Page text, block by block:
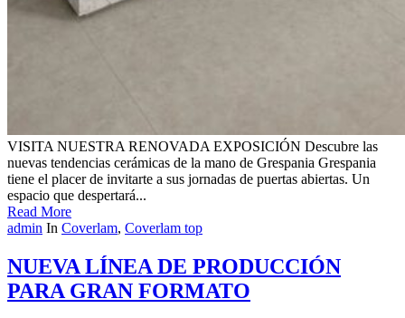
VISITA NUESTRA RENOVADA EXPOSICIÓN Descubre las
nuevas tendencias cerámicas de la mano de Grespania Grespania
tiene el placer de invitarte a sus jornadas de puertas abiertas. Un
espacio que despertará...
Read More
admin In Coverlam, Coverlam top
NUEVA LÍNEA DE PRODUCCIÓN
PARA GRAN FORMATO